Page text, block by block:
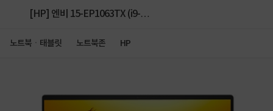
[HP] 엔비 15-EP1063TX (i9-
노트북ㆍ태블릿 노트북존 HP